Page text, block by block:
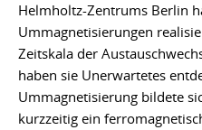
Helmholtz-Zentrums Berlin
Ummagnetisierungen
Zeitskala der
haben sie Unerwartetes
Ummagnetisierung bildete
kurzzeitig ein